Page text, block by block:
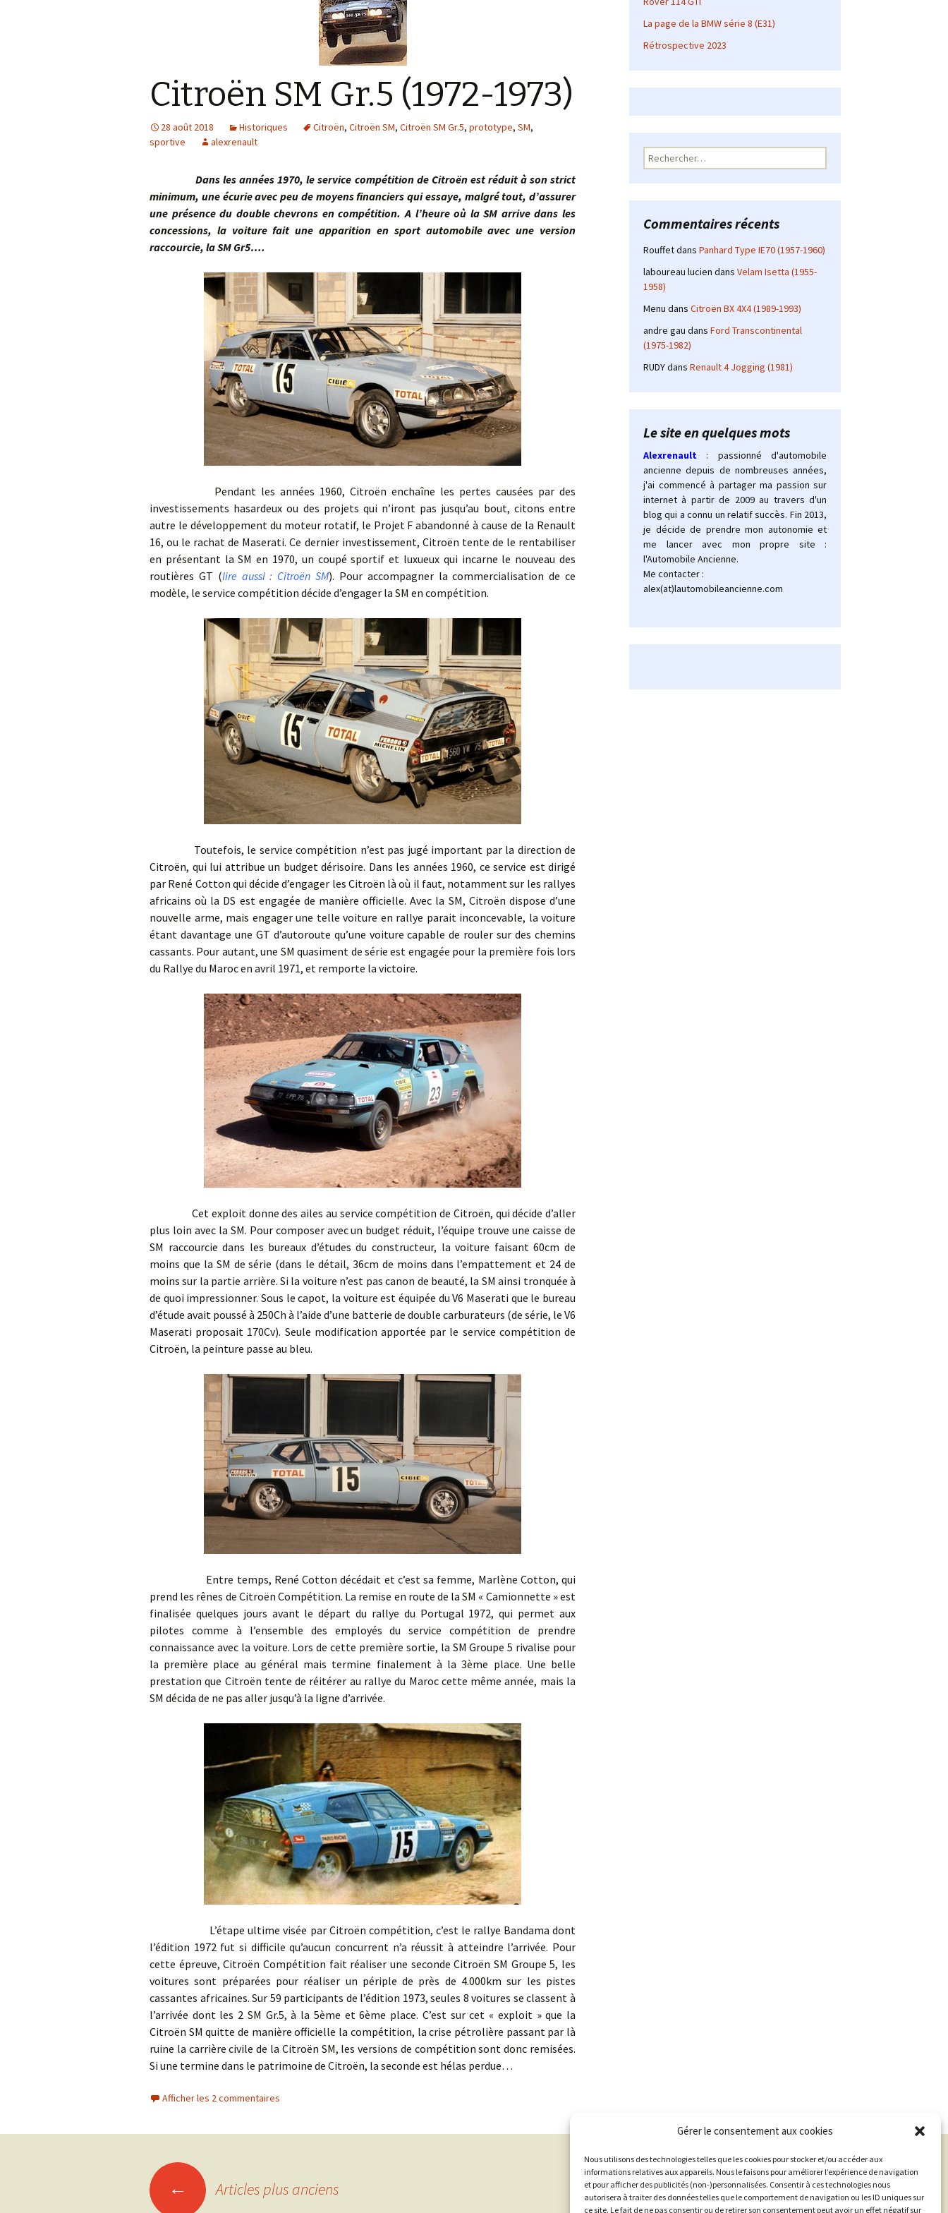
Gérer le consentement aux cookies
Nous utilisons des technologies telles que les cookies pour stocker et/ou accéder aux
informations relatives aux appareils. Nous le faisons pour améliorer l’expérience de navigation
et pour afficher des publicités (non-)personnalisées. Consentir à ces technologies nous
autorisera à traiter des données telles que le comportement de navigation ou les ID uniques sur
ce site. Le fait de ne pas consentir ou de retirer son consentement peut avoir un effet négatif sur
Citroën SM Gr.5 (1972-1973)
28 août 2018 Historiques Citroën, Citroën SM, Citroën SM Gr.5, prototype, SM,
sportive
alexrenault
Dans les années 1970, le service compétition de Citroën est réduit à son strict
minimum, une écurie avec peu de moyens financiers qui essaye, malgré tout, d’assurer
une présence du double chevrons en compétition. A l’heure où la SM arrive dans les
concessions, la voiture fait une apparition en sport automobile avec une version
raccourcie, la SM Gr5….
Pendant les années 1960, Citroën enchaîne les pertes causées par des
investissements hasardeux ou des projets qui n’iront pas jusqu’au bout, citons entre
autre le développement du moteur rotatif, le Projet F abandonné à cause de la Renault
16, ou le rachat de Maserati. Ce dernier investissement, Citroën tente de le rentabiliser
en présentant la SM en 1970, un coupé sportif et luxueux qui incarne le nouveau des
routières GT (lire aussi : Citroën SM). Pour accompagner la commercialisation de ce
modèle, le service compétition décide d’engager la SM en compétition.
Toutefois, le service compétition n’est pas jugé important par la direction de
Citroën, qui lui attribue un budget dérisoire. Dans les années 1960, ce service est dirigé
par René Cotton qui décide d’engager les Citroën là où il faut, notamment sur les rallyes
africains où la DS est engagée de manière officielle. Avec la SM, Citroën dispose d’une
nouvelle arme, mais engager une telle voiture en rallye parait inconcevable, la voiture
étant davantage une GT d’autoroute qu’une voiture capable de rouler sur des chemins
cassants. Pour autant, une SM quasiment de série est engagée pour la première fois lors
du Rallye du Maroc en avril 1971, et remporte la victoire.
Cet exploit donne des ailes au service compétition de Citroën, qui décide d’aller
plus loin avec la SM. Pour composer avec un budget réduit, l’équipe trouve une caisse de
SM raccourcie dans les bureaux d’études du constructeur, la voiture faisant 60cm de
moins que la SM de série (dans le détail, 36cm de moins dans l’empattement et 24 de
moins sur la partie arrière. Si la voiture n’est pas canon de beauté, la SM ainsi tronquée à
de quoi impressionner. Sous le capot, la voiture est équipée du V6 Maserati que le bureau
d’étude avait poussé à 250Ch à l’aide d’une batterie de double carburateurs (de série, le V6
Maserati proposait 170Cv). Seule modification apportée par le service compétition de
Citroën, la peinture passe au bleu.
Entre temps, René Cotton décédait et c’est sa femme, Marlène Cotton, qui
prend les rênes de Citroën Compétition. La remise en route de la SM « Camionnette » est
finalisée quelques jours avant le départ du rallye du Portugal 1972, qui permet aux
pilotes comme à l’ensemble des employés du service compétition de prendre
connaissance avec la voiture. Lors de cette première sortie, la SM Groupe 5 rivalise pour
la première place au général mais termine finalement à la 3ème place. Une belle
prestation que Citroën tente de réitérer au rallye du Maroc cette même année, mais la
SM décida de ne pas aller jusqu’à la ligne d’arrivée.
L’étape ultime visée par Citroën compétition, c’est le rallye Bandama dont
l’édition 1972 fut si difficile qu’aucun concurrent n’a réussit à atteindre l’arrivée. Pour
cette épreuve, Citroën Compétition fait réaliser une seconde Citroën SM Groupe 5, les
voitures sont préparées pour réaliser un périple de près de 4.000km sur les pistes
cassantes africaines. Sur 59 participants de l’édition 1973, seules 8 voitures se classent à
l’arrivée dont les 2 SM Gr.5, à la 5ème et 6ème place. C’est sur cet « exploit » que la
Citroën SM quitte de manière officielle la compétition, la crise pétrolière passant par là
ruine la carrière civile de la Citroën SM, les versions de compétition sont donc remisées.
Si une termine dans le patrimoine de Citroën, la seconde est hélas perdue…
Afficher les 2 commentaires
Navigation← Articles plus anciens
La page de la BMW série 8 (E31)
Rétrospective 2023
Rechercher :
Commentaires récents
Rouffetdans Panhard Type IE70 (1957-1960)
laboureau lucien dans Velam Isetta (1955-
1958)
Menu dans Citroën BX 4X4 (1989-1993)
andre gau dans Ford Transcontinental
(1975-1982)
RUDYdans Renault 4 Jogging (1981)
Le site en quelques mots
Alexrenault
: passionné d'automobile
ancienne depuis de nombreuses années,
j'ai commencé à partager ma passion sur
internet à partir de 2009 au travers d'un
blog qui a connu un relatif succès. Fin 2013,
je décide de prendre mon autonomie et
me lancer avec mon propre site :
l'Automobile Ancienne.
Me contacter :
alex(at)lautomobileancienne.com